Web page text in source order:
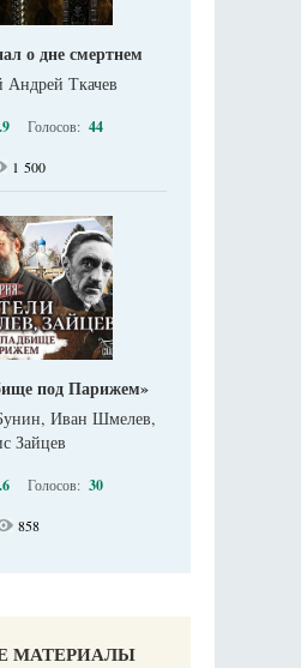
о дне смертнем
Андрей Ткачев
Голосов: 44
1 500
под Парижем»
Иван Шмелев,
Зайцев
Голосов: 30
858
МАТЕРИАЛЫ